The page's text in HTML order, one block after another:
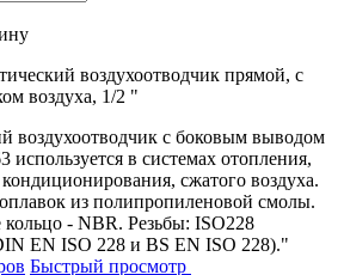
воздухоотводчик прямой, с
воздуха, 1/2 "
воздухоотводчик с боковым выводом
используется в системах отопления,
сжатого воздуха.
из полипропиленовой смолы.
кольцо - NBR. Резьбы: ISO228
EN ISO 228 и BS EN ISO 228)."
Быстрый просмотр